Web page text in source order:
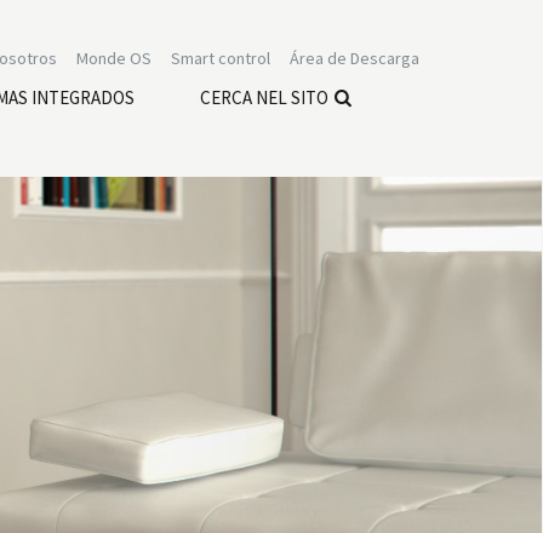
Área de Descarga
Smart control
Monde OS
INTEGRADOS
CERCA NEL SITO